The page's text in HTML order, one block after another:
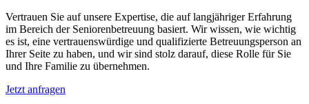
Vertrauen Sie auf unsere Expertise, die auf langjähriger Erfahrung
im Bereich der Seniorenbetreuung basiert. Wir wissen, wie wichtig
es ist, eine vertrauenswürdige und qualifizierte Betreuungsperson an
Ihrer Seite zu haben, und wir sind stolz darauf, diese Rolle für Sie
und Ihre Familie zu übernehmen.
Jetzt anfragen